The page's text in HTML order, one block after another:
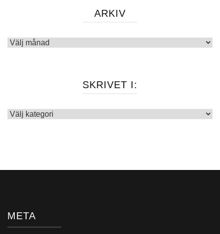
ARKIV
Arkiv
SKRIVET I:
Skrivet
META